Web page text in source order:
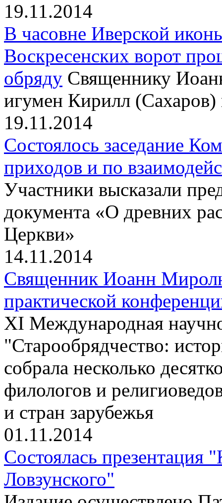
19.11.2014
В часовне Иверской
Воскресенских ворот
обряду Священнику
игумен Кирилл
19.11.2014
Состоялось заседание
приходов и по
Участники высказали
документа «О древних
Церкви»
14.11.2014
Священник Иоанн
практической
XI Международная
"Старообрядчество:
собрала несколько
филологов и
и стран зарубежья
01.11.2014
Состоялась
Ловзунского"